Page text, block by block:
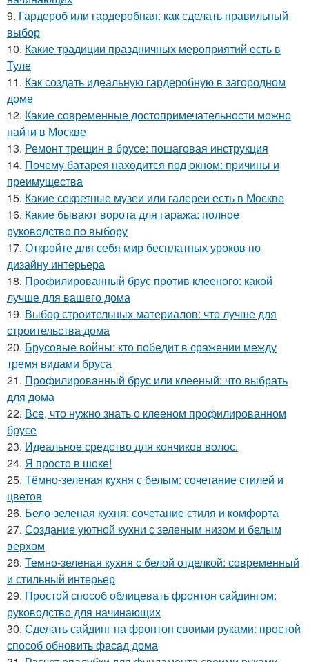
9. Гардероб или гардеробная: как сделать правильный
выбор
10. Какие традиции праздничных мероприятий есть в
Туле
11. Как создать идеальную гардеробную в загородном
доме
12. Какие современные достопримечательности можно
найти в Москве
13. Ремонт трещин в брусе: пошаговая инструкция
14. Почему батарея находится под окном: причины и
преимущества
15. Какие секретные музеи или галереи есть в Москве
16. Какие бывают ворота для гаража: полное
руководство по выбору
17. Откройте для себя мир бесплатных уроков по
дизайну интерьера
18. Профилированный брус против клееного: какой
лучше для вашего дома
19. Выбор строительных материалов: что лучше для
строительства дома
20. Брусовые войны: кто победит в сражении между
тремя видами бруса
21. Профилированный брус или клееный: что выбрать
для дома
22. Все, что нужно знать о клееном профилированном
брусе
23. Идеальное средство для кончиков волос.
24. Я просто в шоке!
25. Тёмно-зеленая кухня с белым: сочетание стилей и
цветов
26. Бело-зеленая кухня: сочетание стиля и комфорта
27. Создание уютной кухни с зеленым низом и белым
верхом
28. Темно-зеленая кухня с белой отделкой: современный
и стильный интерьер
29. Простой способ облицевать фронтон сайдингом:
руководство для начинающих
30. Сделать сайдинг на фронтон своими руками: простой
способ обновить фасад дома